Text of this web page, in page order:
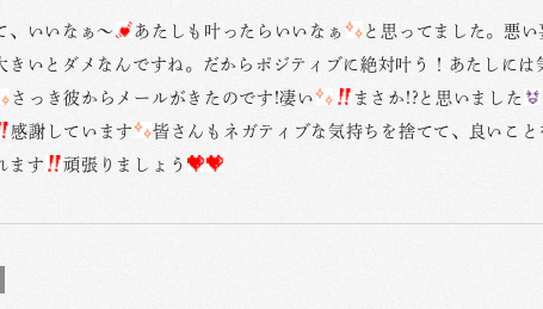
、いいなぁ〜 あたしも叶ったらいいなぁ
と思ってました。悪
きいとダメなんですね。だからポジティブに絶対叶う！あたしに
さっき彼からメールがきたのです!凄い まさか!?と思いました
感謝しています
皆さんもネガティブな気持ちを捨てて、良いこ
ます
頑張りましょう